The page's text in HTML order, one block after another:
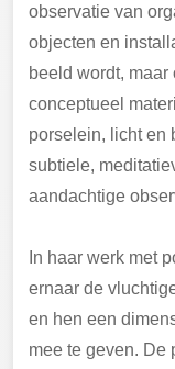
observatie van
objecten en
beeld wordt,
conceptueel
porselein, licht en
subtiele,
aandachtige
In haar werk met
ernaar de
en hen een
mee te geven. De